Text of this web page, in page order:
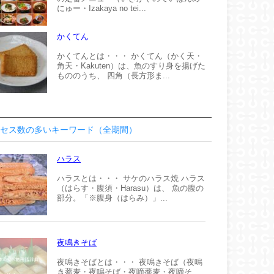
にゅー・Izakaya no tei...
かくてん
かくてんとは・・・ かくてん（かく天・
角天・Kakuten）は、魚のすり身を揚げた
もののうち、 四角（長方形ま...
ス数の多いキーワード（全期間）
ハラス
ハラスとは・・・ サケのハラス焼 ハラス
（はらす・腹須・Harasu）は、 魚の腹の
部分。「※腹身（はらみ）」...
夜鳴きそば
夜鳴きそばとは・・・ 夜鳴きそば（夜鳴
き蕎麦・夜鳴そば・夜啼蕎麦・夜啼そ